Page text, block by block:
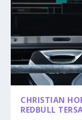
CHRISTIAN
REDBULL